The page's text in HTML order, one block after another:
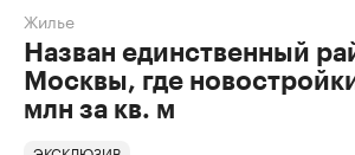
Жилье
Назван единственный
Москвы, где
млн за кв. м